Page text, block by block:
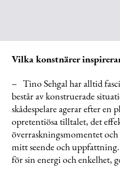
Vilka konstnärer
– Tino Sehgal har alltid
består av konstruerade
skådespelare agerar efter en
opretentiösa tilltalet, det
överraskningsmomentet
mitt seende och
för sin energi och enkelhet,